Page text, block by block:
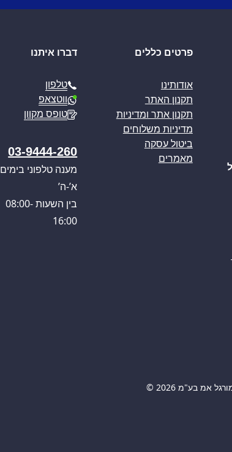
פרטים כללים
אודותינו
תקנון האתר
תקנון אתר ומדיניות
מדיניות משלוחים
ביטול עסקה
מאמרים
דברו איתנו
טלפון
ווטצאפ
טופס מקוון
03-9444-260
מענה טלפוני בימים
א’-ה’
בין השעות 08:00-
16:00
אמ בע"מ 2026 ©